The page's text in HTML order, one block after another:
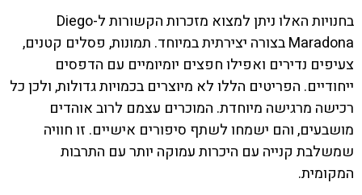
בחנויות האלו ניתן למצוא מזכרות הקשורות ל-Diego
Maradona בצורה יצירתית במיוחד. תמונות, פסלים קטנים,
צעיפים נדירים ואפילו חפצים יומיומיים עם הדפסים
ייחודיים. הפריטים הללו לא מיוצרים בכמויות גדולות, ולכן כל
רכישה מרגישה מיוחדת. המוכרים עצמם לרוב אוהדים
מושבעים, והם ישמחו לשתף סיפורים אישיים. זו חוויה
שמשלבת קנייה עם היכרות עמוקה יותר עם התרבות
המקומית.